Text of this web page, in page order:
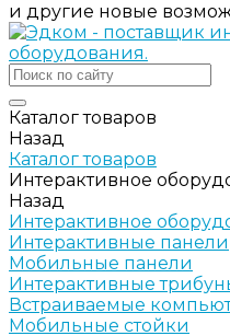
и другие новые
Каталог товаров
Назад
Каталог товаров
Интерактивное
Назад
Интерактивное
Интерактивные панели
Мобильные панели
Интерактивные
Встраиваемые
Мобильные стойки